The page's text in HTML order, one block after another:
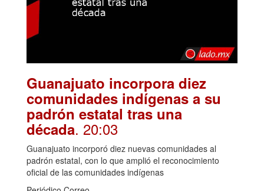
Guanajuato incorpora diez
comunidades indígenas a su
padrón estatal tras una
década. 20:03
Guanajuato incorporó diez nuevas comunidades al
padrón estatal, con lo que amplió el reconocimiento
oficial de las comunidades indígenas